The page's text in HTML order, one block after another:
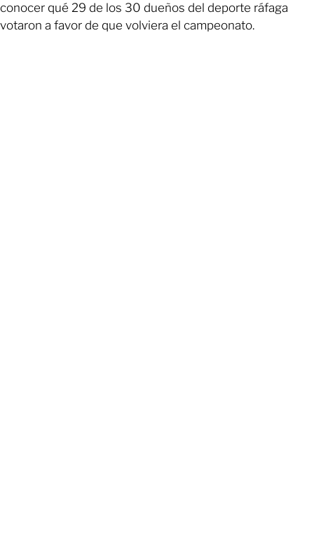
conocer qué 29 de los 30 dueños del deporte ráfaga
votaron a favor de que volviera el campeonato.